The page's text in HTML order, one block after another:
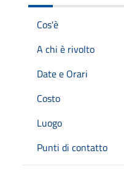
Cos'è
A chi è rivolto
Date e Orari
Costo
Luogo
Punti di contatto